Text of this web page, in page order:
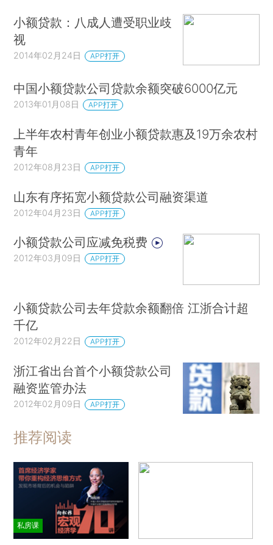
小额贷款：八成人遭受职业歧
视
2014年02月24日 APP打开
中国小额贷款公司贷款余额突破6000亿元
2013年01月08日 APP打开
上半年农村青年创业小额贷款惠及19万余农村
青年
2012年08月23日 APP打开
山东有序拓宽小额贷款公司融资渠道
2012年04月23日 APP打开
小额贷款公司应减免税费
2012年03月09日 APP打开
小额贷款公司去年贷款余额翻倍 江浙合计超
千亿
2012年02月22日 APP打开
浙江省出台首个小额贷款公司
融资监管办法
2012年02月09日 APP打开
推荐阅读
私房课